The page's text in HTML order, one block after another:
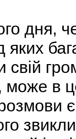
дня,
яких
в